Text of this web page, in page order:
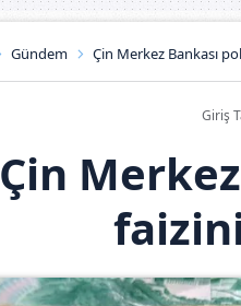
Gündem Çin Merkez Bankası
Giriş
Çin